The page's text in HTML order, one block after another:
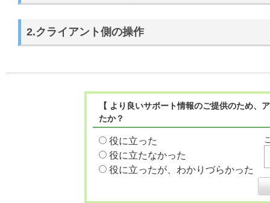
2.クライアント側の操作
【 より良いサポート情報のご提供のため
たか？
役に立った
役に立たなかった
役に立ったが、わかりづらかった